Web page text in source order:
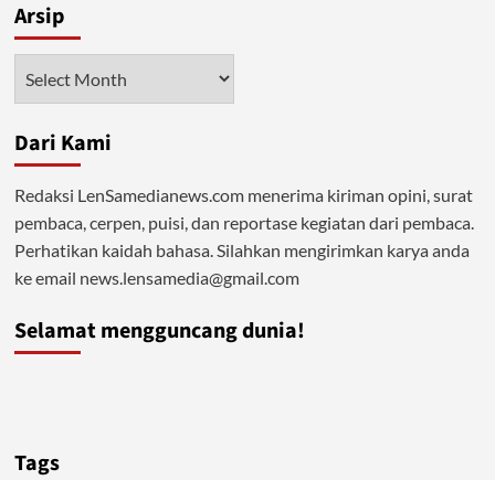
Eksplorasi
Keindahan
Arsip
Dari Kami
Redaksi LenSamedianews.com menerima kiriman opini, surat
pembaca, cerpen, puisi, dan reportase kegiatan dari pembaca.
Perhatikan kaidah bahasa. Silahkan mengirimkan karya anda
ke email news.lensamedia@gmail.com
Selamat mengguncang dunia!
Tags